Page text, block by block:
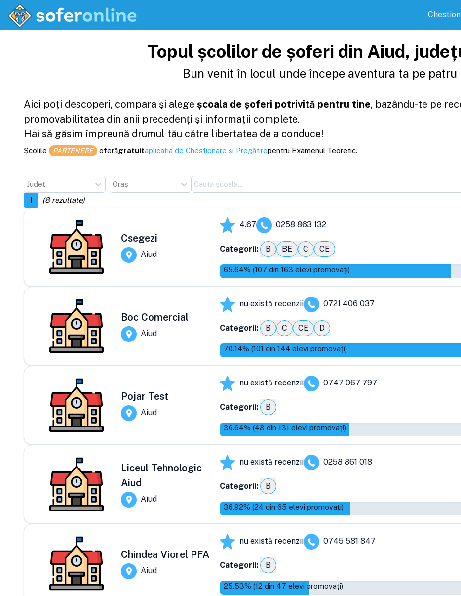
Topul școlilor de șoferi din Aiud,
Bun venit în locul unde începe aventura ta pe patru
Aici poți descoperi, compara și alege școala de șoferi potrivită pentru tine, bazându-te pe
promovabilitatea din anii precedenți și informații complete.
Hai să găsim împreună drumul tău către libertatea de a conduce!
Școlile PARTENERE oferăgratuitaplicația de Chestionare și Pregătirepentru Examenul Teoretic.
Județ Oraș
1
(8rezultate)
Csegezi
Aiud
4.67 0258 863 132
Categorii: B BE C CE
65.64% (107 din 163 elevi promovați)
Boc Comercial
Aiud
nu există recenzii 0721 406 037
Categorii: B C CE D
70.14% (101 din 144 elevi promovați)
Pojar Test
Aiud
nu există recenzii 0747 067 797
Categorii: B
36.64% (48 din 131 elevi promovați)
Liceul Tehnologic
Aiud
Aiud
nu există recenzii 0258 861 018
Categorii: B
36.92% (24 din 65 elevi promovați)
Chindea Viorel PFA
Aiud
nu există recenzii 0745 581 847
Categorii: B
25.53% (12 din 47 elevi promovați)